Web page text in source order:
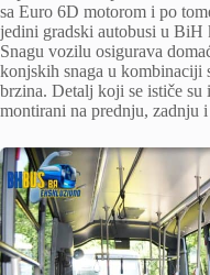
sa Euro 6D motorom i po
jedini gradski autobusi u
Snagu vozilu osigurava
konjskih snaga u kombinaciji
brzina. Detalj koji se ističe
montirani na prednju, zadnju